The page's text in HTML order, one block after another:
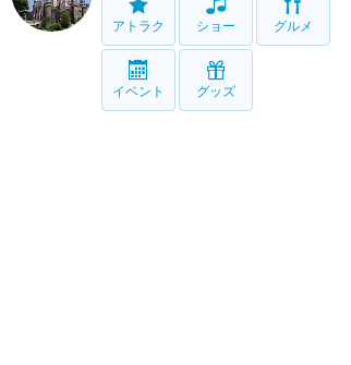
アトラク ショー グルメ
イベント グッズ